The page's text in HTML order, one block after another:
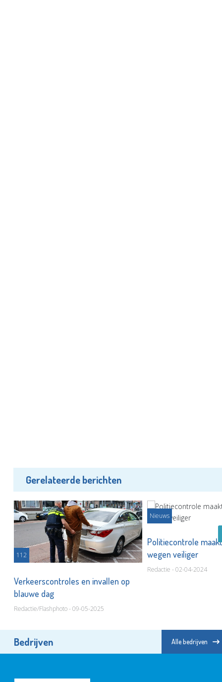
Gerelateerde berichten
112
Verkeerscontroles en invallen op
blauwe dag
Redactie/Flashphoto - 09-05-2025
Nieuws
Politiecontrole
wegen veiliger
Redactie - 02-04-2024
Bedrijven Alle bedrijven